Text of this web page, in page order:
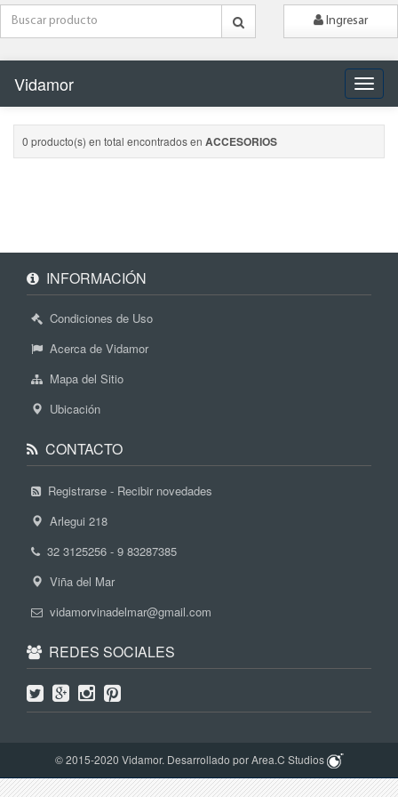
Ingresar
Vidamor
0 producto(s) en total encontrados en ACCESORIOS
INFORMACIÓN
Condiciones de Uso
Acerca de Vidamor
Mapa del Sitio
Ubicación
CONTACTO
Registrarse - Recibir novedades
Arlegui 218
32 3125256 - 9 83287385
Viña del Mar
vidamorvinadelmar@gmail.com
REDES SOCIALES
© 2015-2020 Vidamor. Desarrollado por Area.C Studios